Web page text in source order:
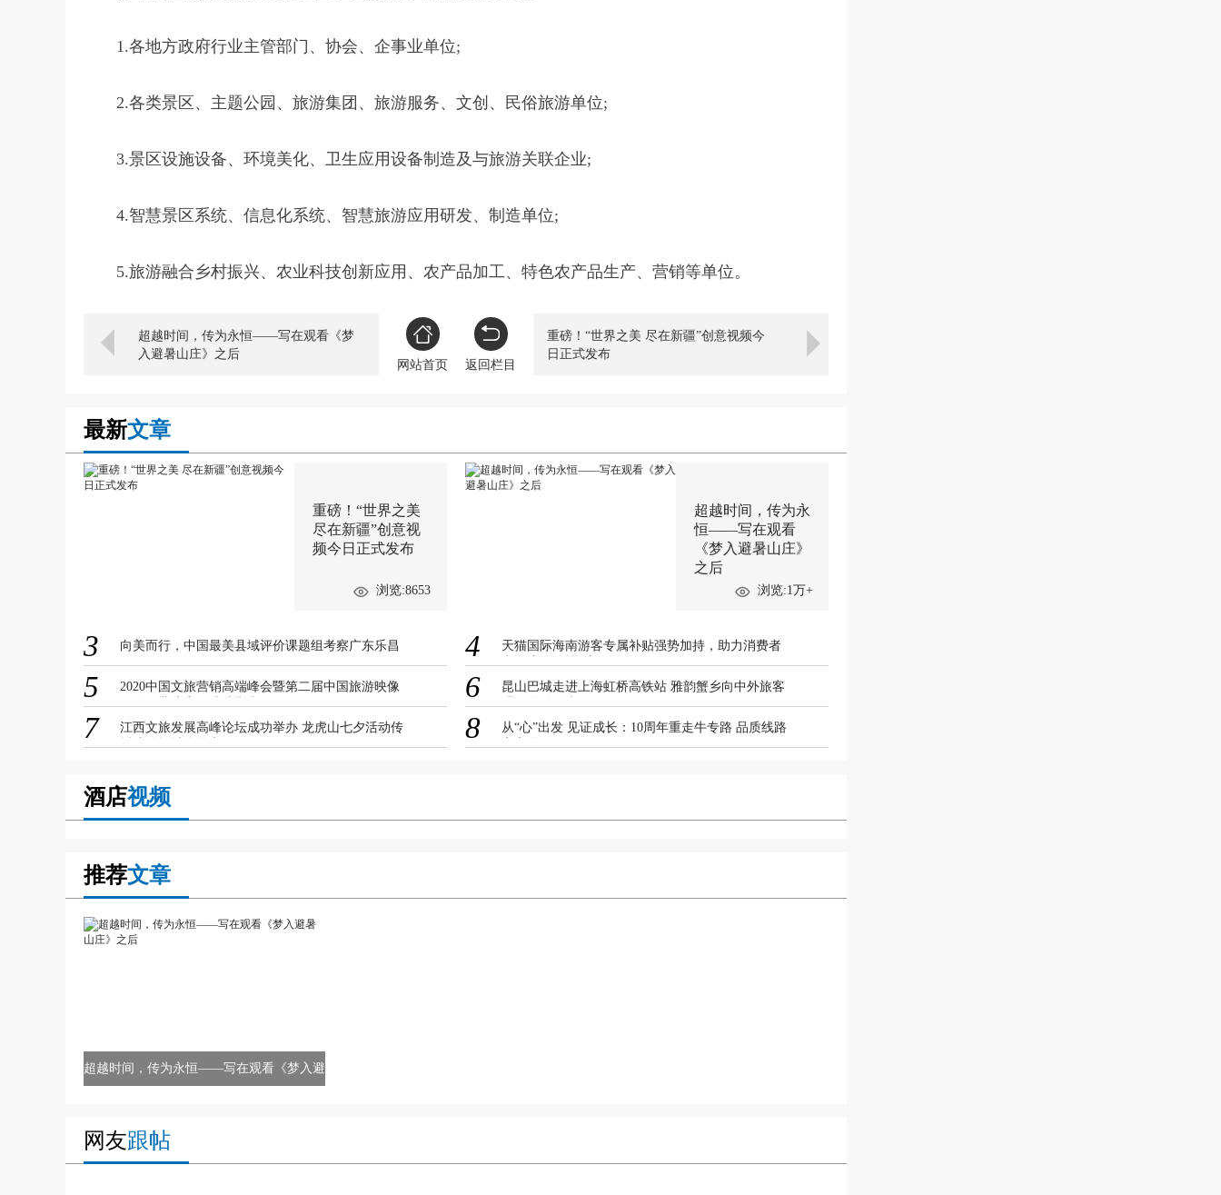
1.各地方政府行业主管部门、协会、企事业单位;
2.各类景区、主题公园、旅游集团、旅游服务、文创、民俗旅游单位;
3.景区设施设备、环境美化、卫生应用设备制造及与旅游关联企业;
4.智慧景区系统、信息化系统、智慧旅游应用研发、制造单位;
5.旅游融合乡村振兴、农业科技创新应用、农产品加工、特色农产品生产、营销等单位。
超越时间，传为永恒——写在观看《梦
入避暑山庄》之后
网站首页
返回栏目
重磅！“世界之美 尽在新疆”创意视频今
日正式发布
最新文章
重磅！“世界之美
尽在新疆”创意视
频今日正式发布
浏览:8653
超越时间，传为永
恒——写在观看
《梦入避暑山庄》
之后
浏览:1万+
3 向美而行，中国最美县域评价课题组考察广东乐昌 4
天猫国际海南游客专属补贴强势加持，助力消费者
5
2020中国文旅营销高端峰会暨第二届中国旅游映像
6
昆山巴城走进上海虹桥高铁站 雅韵蟹乡向中外旅客
7
江西文旅发展高峰论坛成功举办 龙虎山七夕活动传
8
从“心”出发 见证成长：10周年重走牛专路 品质线路
酒店视频
推荐文章
超越时间，传为永恒——写在观看《梦入避
网友跟帖